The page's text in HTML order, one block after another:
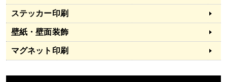
ステッカー印刷
壁紙・壁面装飾
マグネット印刷